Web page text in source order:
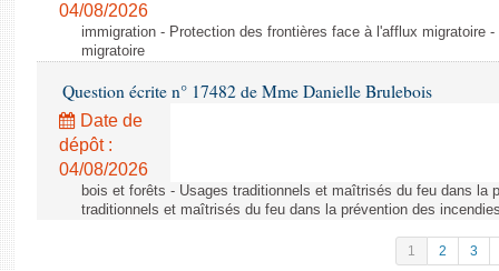
04/08/2026
immigration - Protection des frontières face à l'afflux migratoire
migratoire
Question écrite n° 17482 de Mme Danielle Brulebois
Date de
dépôt :
04/08/2026
bois et forêts - Usages traditionnels et maîtrisés du feu dans la
traditionnels et maîtrisés du feu dans la prévention des
1 2 3